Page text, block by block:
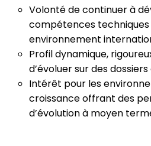
Volonté de continuer à
compétences techniques
environnement
Profil dynamique,
d’évoluer sur des
Intérêt pour les
croissance offrant des
d’évolution à moyen